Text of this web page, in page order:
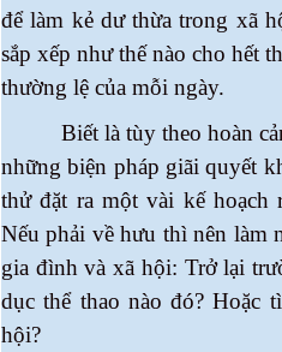
để làm kẻ dư thừa trong xã
sắp xếp như thế nào cho hết
thường lệ của mỗi ngày.
Biết là tùy theo hoàn
những biện pháp giãi quyết
thử đặt ra một vài kế
Nếu phải về hưu thì nên làm
gia đình và xã hội: Trở lại
dục thể thao nào đó? Hoặc
hội?